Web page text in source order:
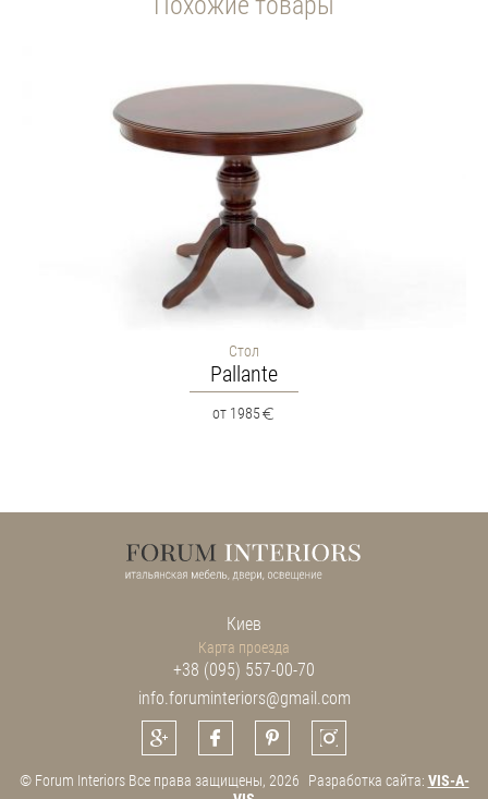
Стол
Pallante
от 1985
Киев
Карта проезда
+38 (095) 557-00-70
info.foruminteriors@gmail.com
© Forum Interiors Все права защищены, 2026 Разработка сайта: VIS-A-